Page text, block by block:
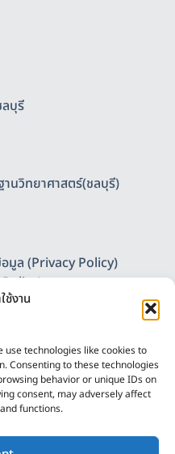
ช้งาน
use technologies like cookies to
Consenting to these technologies
behavior or unique IDs on
consent, may adversely affect
functions.
ลบุรี
านวิทยาศาสตร์(ชลบุรี)
มูล (Privacy Policy)
วิทยาศาสตร์ (ชลบุรี)
College
อง จ.ชลบุรี 20160
โทรสาร 038-